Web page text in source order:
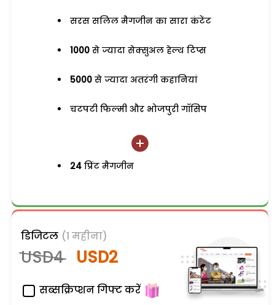
सरस सलिल मैगजीन का सारा कंटेंट
1000 से ज्यादा सेक्सुअल हेल्थ टिप्स
5000 से ज्यादा अतरंगी कहानियां
चटपटी फिल्मी और भोजपुरी गॉसिप
24 प्रिंट मैगजीन
डिजिटल (1 महीना)
USD4 USD2
सब्सक्रिप्शन गिफ्ट करें